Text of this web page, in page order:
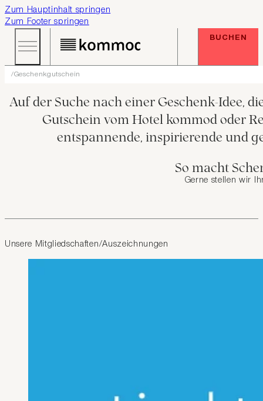
Zum Hauptinhalt springen
Zum Footer springen
BUCHEN
Geschenkgutschein
Auf der Suche nach einer Geschenk-Idee,
Gutschein vom Hotel kommod oder
entspannende, inspirierende und
So macht
Gerne stellen wir
Unsere Mitgliedschaften/Auszeichnungen